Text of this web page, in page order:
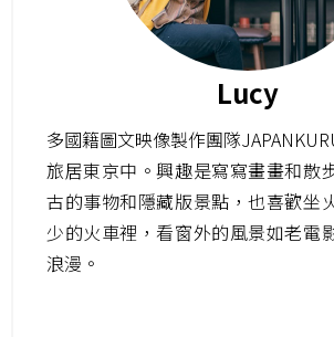
Lucy
多國籍圖文映像製作團隊
旅居東京中。興趣是寫寫畫畫和散
古的事物和隱藏版景點，也喜歡坐
少的火車裡，看窗外的風景如老電
浪漫。